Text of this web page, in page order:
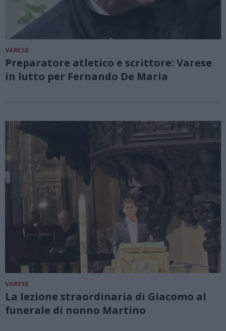
VARESE
Preparatore atletico e scrittore: Varese
in lutto per Fernando De Maria
VARESE
La lezione straordinaria di Giacomo al
funerale di nonno Martino